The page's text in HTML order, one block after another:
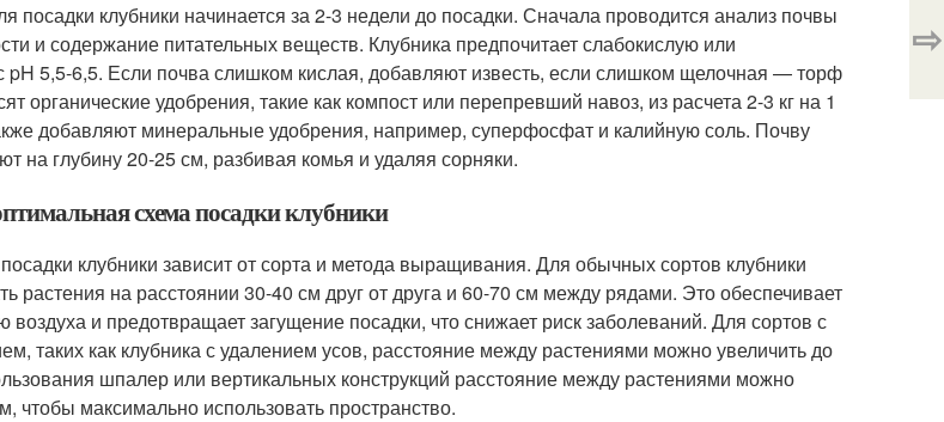
посадки клубники начинается за 2-3 недели до посадки. Сначала проводится анализ почвы
и содержание питательных веществ. Клубника предпочитает слабокислую или
pH 5,5-6,5. Если почва слишком кислая, добавляют известь, если слишком щелочная — торф
органические удобрения, такие как компост или перепревший навоз, из расчета 2-3 кг на 1
добавляют минеральные удобрения, например, суперфосфат и калийную соль. Почву
на глубину 20-25 см, разбивая комья и удаляя сорняки.
схема посадки клубники
клубники зависит от сорта и метода выращивания. Для обычных сортов клубники
растения на расстоянии 30-40 см друг от друга и 60-70 см между рядами. Это обеспечивает
и предотвращает загущение посадки, что снижает риск заболеваний. Для сортов с
таких как клубника с удалением усов, расстояние между растениями можно увеличить до
шпалер или вертикальных конструкций расстояние между растениями можно
чтобы максимально использовать пространство.
⇨